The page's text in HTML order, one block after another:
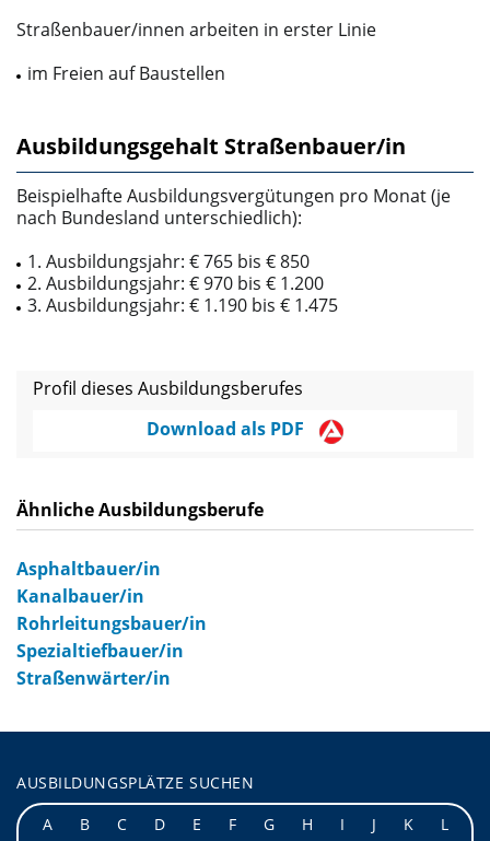
Straßenbauer/innen arbeiten in erster Linie
im Freien auf Baustellen
Ausbildungsgehalt Straßenbauer/in
Beispielhafte Ausbildungsvergütungen pro Monat (je
nach Bundesland unterschiedlich):
1. Ausbildungsjahr: € 765 bis € 850
2. Ausbildungsjahr: € 970 bis € 1.200
3. Ausbildungsjahr: € 1.190 bis € 1.475
Profil dieses Ausbildungsberufes
Download als PDF
Ähnliche Ausbildungsberufe
Asphaltbauer/in
Kanalbauer/in
Rohrleitungsbauer/in
Spezialtiefbauer/in
Straßenwärter/in
AUSBILDUNGSPLÄTZE SUCHEN
A
B C D E F G H I J K
L